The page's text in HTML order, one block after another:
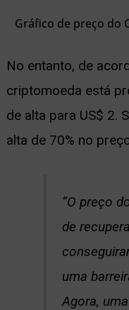
Gráfico de preço do
No entanto, de
criptomoeda está
de alta para US$ 2.
alta de 70% no
“O preço
de
uma
Agora,